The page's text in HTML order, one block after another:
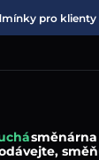
pro